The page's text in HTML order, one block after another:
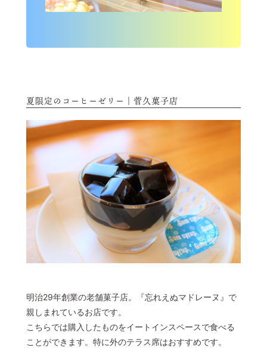
夏限定のコーヒーゼリー｜菅久菓子店
明治29年創業の老舗菓子店。『忘れえぬマドレーヌ』で
親しまれているお店です。
こちらでは購入したものをイートインスペースで食べる
ことができます。特に外のテラス席はおすすめです。